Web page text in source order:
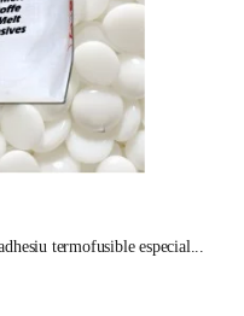
termofusible especial